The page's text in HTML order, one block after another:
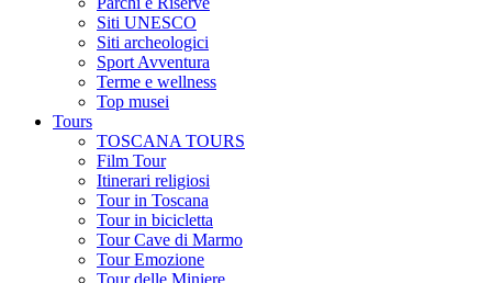
Siti UNESCO
Siti archeologici
Sport Avventura
Terme e wellness
Top musei
Tours
TOSCANA TOURS
Film Tour
Itinerari religiosi
Tour in Toscana
Tour in bicicletta
Tour Cave di Marmo
Tour Emozione